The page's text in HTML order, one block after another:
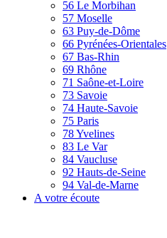
56 Le Morbihan
57 Moselle
63 Puy-de-Dôme
66 Pyrénées-Orientales
67 Bas-Rhin
69 Rhône
71 Saône-et-Loire
73 Savoie
74 Haute-Savoie
75 Paris
78 Yvelines
83 Le Var
84 Vaucluse
92 Hauts-de-Seine
94 Val-de-Marne
A votre écoute